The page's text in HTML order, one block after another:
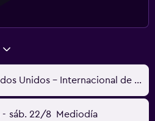
San Diego, CA, Estados Unidos - Internacional de San Diego (SAN)
- sáb. 22/8 Mediodía